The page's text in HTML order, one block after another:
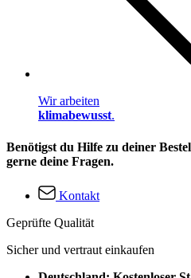
Wir arbeiten
klimabewusst.
Benötigst du Hilfe zu deiner
gerne deine Fragen.
Kontakt
Geprüfte Qualität
Sicher und vertraut einkaufen